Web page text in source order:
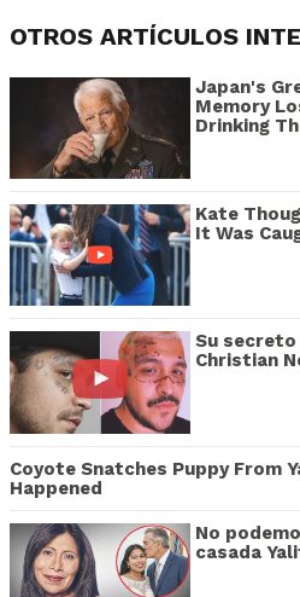
OTROS ARTÍCULOS
Japan's
Memory
Drinking
Kate
It Was
Su
Christian
Coyote Snatches Puppy From
Happened
No
casada